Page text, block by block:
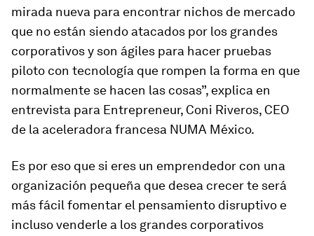
mirada nueva para encontrar nichos de mercado
que no están siendo atacados por los grandes
corporativos y son ágiles para hacer pruebas
piloto con tecnología que rompen la forma en que
normalmente se hacen las cosas”, explica en
entrevista para Entrepreneur, Coni Riveros, CEO
de la aceleradora francesa NUMA México.
Es por eso que si eres un emprendedor con una
organización pequeña que desea crecer te será
más fácil fomentar el pensamiento disruptivo e
incluso venderle a los grandes corporativos